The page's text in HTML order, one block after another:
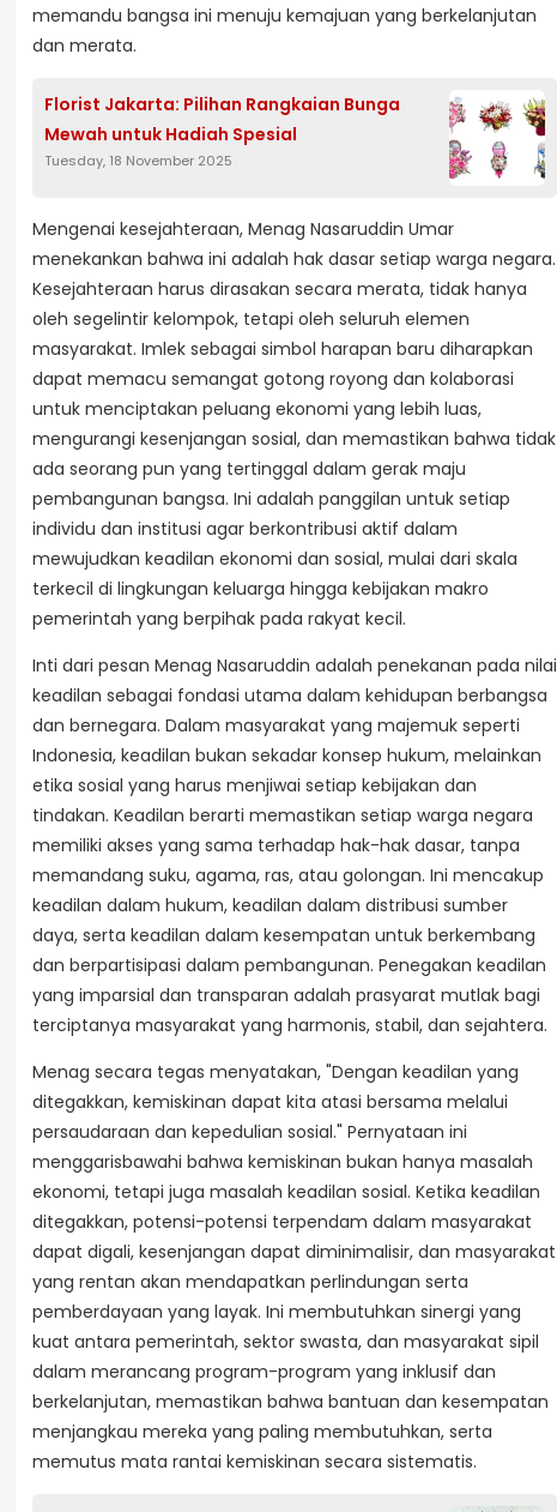
memandu bangsa ini menuju kemajuan yang berkelanjutan
dan merata.
Florist Jakarta: Pilihan Rangkaian Bunga
Mewah untuk Hadiah Spesial
Tuesday, 18 November 2025
Mengenai kesejahteraan, Menag Nasaruddin Umar
menekankan bahwa ini adalah hak dasar setiap warga negara.
Kesejahteraan harus dirasakan secara merata, tidak hanya
oleh segelintir kelompok, tetapi oleh seluruh elemen
masyarakat. Imlek sebagai simbol harapan baru diharapkan
dapat memacu semangat gotong royong dan kolaborasi
untuk menciptakan peluang ekonomi yang lebih luas,
mengurangi kesenjangan sosial, dan memastikan bahwa tidak
ada seorang pun yang tertinggal dalam gerak maju
pembangunan bangsa. Ini adalah panggilan untuk setiap
individu dan institusi agar berkontribusi aktif dalam
mewujudkan keadilan ekonomi dan sosial, mulai dari skala
terkecil di lingkungan keluarga hingga kebijakan makro
pemerintah yang berpihak pada rakyat kecil.
Inti dari pesan Menag Nasaruddin adalah penekanan pada nilai
keadilan sebagai fondasi utama dalam kehidupan berbangsa
dan bernegara. Dalam masyarakat yang majemuk seperti
Indonesia, keadilan bukan sekadar konsep hukum, melainkan
etika sosial yang harus menjiwai setiap kebijakan dan
tindakan. Keadilan berarti memastikan setiap warga negara
memiliki akses yang sama terhadap hak-hak dasar, tanpa
memandang suku, agama, ras, atau golongan. Ini mencakup
keadilan dalam hukum, keadilan dalam distribusi sumber
daya, serta keadilan dalam kesempatan untuk berkembang
dan berpartisipasi dalam pembangunan. Penegakan keadilan
yang imparsial dan transparan adalah prasyarat mutlak bagi
terciptanya masyarakat yang harmonis, stabil, dan sejahtera.
Menag secara tegas menyatakan, "Dengan keadilan yang
ditegakkan, kemiskinan dapat kita atasi bersama melalui
persaudaraan dan kepedulian sosial." Pernyataan ini
menggarisbawahi bahwa kemiskinan bukan hanya masalah
ekonomi, tetapi juga masalah keadilan sosial. Ketika keadilan
ditegakkan, potensi-potensi terpendam dalam masyarakat
dapat digali, kesenjangan dapat diminimalisir, dan masyarakat
yang rentan akan mendapatkan perlindungan serta
pemberdayaan yang layak. Ini membutuhkan sinergi yang
kuat antara pemerintah, sektor swasta, dan masyarakat sipil
dalam merancang program-program yang inklusif dan
berkelanjutan, memastikan bahwa bantuan dan kesempatan
menjangkau mereka yang paling membutuhkan, serta
memutus mata rantai kemiskinan secara sistematis.